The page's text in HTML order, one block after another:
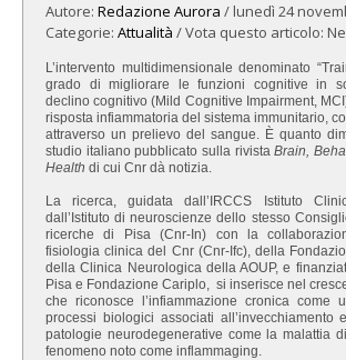
Autore: Redazione Aurora /lunedì 24
Categorie: Attualità / Vota questo articolo:
L’intervento multidimensionale denominato
grado di migliorare le funzioni cognitive in
declino cognitivo (Mild Cognitive Impairment,
risposta infiammatoria del sistema immunitario,
attraverso un prelievo del sangue. È quanto
studio italiano pubblicato sulla rivistaBrain,
Health di cui Cnr dà notizia.
La ricerca, guidata dall’IRCCS Istituto
dall’Istituto di neuroscienze dello stesso
ricerche di Pisa (Cnr-In) con la
fisiologia clinica del Cnr (Cnr-Ifc), della
della Clinica Neurologica della AOUP, e
Pisa e Fondazione Cariplo, si inserisce nel
che riconosce l’infiammazione cronica come
processi biologici associati all’invecchiamento
patologie neurodegenerative come la malattia
fenomeno noto come inflammaging.